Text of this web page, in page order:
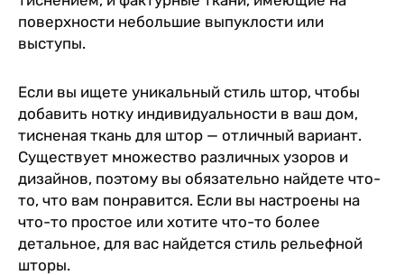
поверхности небольшие выпуклости или
выступы.
Если вы ищете уникальный стиль штор, чтобы
добавить нотку индивидуальности в ваш дом,
тисненая ткань для штор — отличный вариант.
Существует множество различных узоров и
дизайнов, поэтому вы обязательно найдете что-
то, что вам понравится. Если вы настроены на
что-то простое или хотите что-то более
детальное, для вас найдется стиль рельефной
шторы.